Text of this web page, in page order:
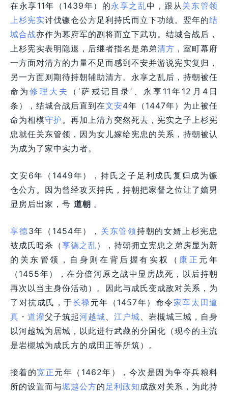
在永享11年（1439年）的永享之乱中，跟从关东管领
上杉宪实讨伐镰仓公方足利持氏而立下功绩。翌年的结
城合战亦作为幕府军的副将而立下武功。结城合战后，
上杉宪实表明隐退，后继者指名是弟弟清方 ，室町幕府
一方面对清方的力量不足而感到不安并游说宪实复归，
另一方面则期待持朝辅助清方。永享之乱后，持朝被任
命为修理大夫
（‘萨戒记目录’、永享11年12月4日
条），结城合战后直到在文安4年（1447年）为止被任
命为相模守护。再加上清方突然死去，宪实之子上杉宪
忠就任关东管领，因为女儿嫁给宪忠的关系，持朝被认
为成为了家中实力者。
文安6年（1449年），持氏之子足利成氏复归成为镰
仓公方。因为曾经攻灭持氏，持朝把家督之位让了嫡男
显房后出家，号 道朝 。
享德3年（1454年）， 关东管领持朝的女婿上杉宪忠
被成氏暗杀（享德之乱），持朝拥立宪忠之弟房显为新
的关东管领，自身则在背后握有实权（ 康正 元年
（1455年），在分倍河原之战中显房战死，以后持朝
再次以当主身份活动）。因此与成氏变成敌对关系，为
了对抗成氏，于长禄元年（1457年）命令 家宰太田道
真 ・ 道灌父子筑起河越城、 江户城、岩槻城三城，自身
以河越城为居城，以此进行武藏的分国化（现今的主流
是岩槻城为成氏方的成田正等所筑）。
接着的宽正元年（1462年），今次是因为争夺兵粮料
所的设置而与堀越公方的足利政知成敌对关系，为此持